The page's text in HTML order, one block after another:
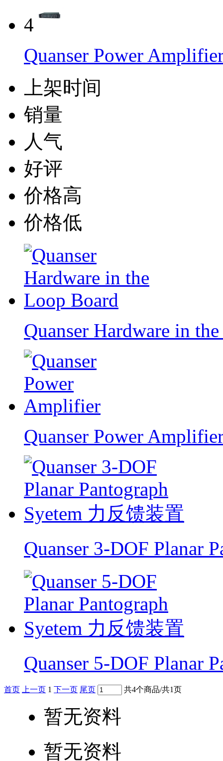
4
Quanser Power
上架时间
销量
人气
好评
价格高
价格低
Quanser Hardware in
Quanser Power
Quanser 3-DOF Planar
Quanser 5-DOF Planar
首页 上一页 1 下一页 尾页 共4个商品/共1页
暂无资料
暂无资料